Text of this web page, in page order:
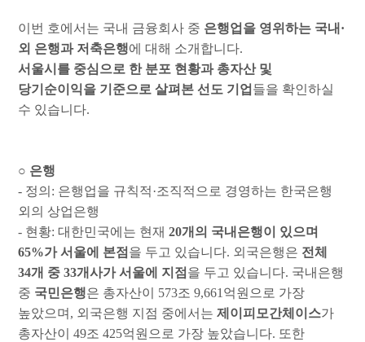
이번 호에서는 국내 금융회사 중 은행업을 영위하는 국내 ·
외 은행과 저축은행에 대해 소개합니다.
서울시를 중심으로 한 분포 현황과 총자산 및
당기순이익을 기준으로 살펴본 선도 기업 들을 확인하실
수 있습니다.
○ 은행
- 정의 : 은행업을 규칙적 ·조직적으로 경영하는 한국은행
외의 상업은행
- 현황: 대한민국에는 현재 20개의 국내은행이 있으며
65%가 서울에 본점 을 두고 있습니다. 외국은행은 전체
34개 중 33개사가 서울에 지점 을 두고 있습니다. 국내은행
중 국민은행은 총자산이 573조 9,661 억원으로 가장
높았으며 , 외국은행 지점 중에서는 제이피모간체이스가
총자산이 49조 425억원으로 가장 높았습니다. 또한